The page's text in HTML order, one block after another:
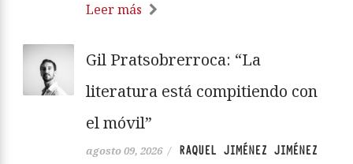
Leer más
Gil Pratsobrerroca: “La
literatura está compitiendo con
el móvil”
agosto 09, 2026 / RAQUEL JIMÉNEZ JIMÉNEZ